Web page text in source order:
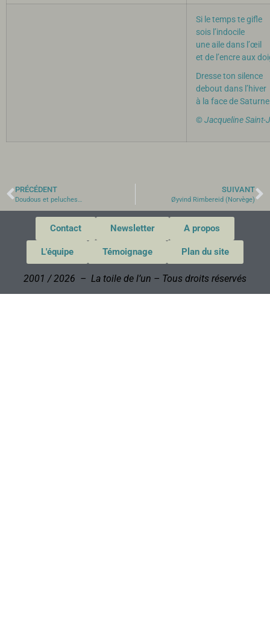
Si le temps te gifle
sois l’indocile
une aile dans l’œil
et de l’encre aux
Dresse ton silence
debout dans l’hiver
à la face de Saturne
©Jacqueline Saint-
PRÉCÉDENT
Doudous et peluches…
SUIVANT
Øyvind Rimbereid (Norvège)
Contact Newsletter A propos
L'équipe Témoignage Plan du site
2001 / 2026 – La toile de l’un – Tous droits réservés